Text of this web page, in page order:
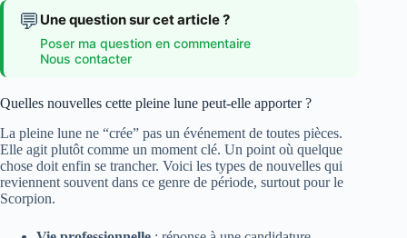
💬 Une question sur cet article ?
Poser ma question en commentaire
Nous contacter
Quelles nouvelles cette pleine lune peut-elle apporter ?
La pleine lune ne “crée” pas un événement de toutes pièces.
Elle agit plutôt comme un moment clé. Un point où quelque
chose doit enfin se trancher. Voici les types de nouvelles qui
reviennent souvent dans ce genre de période, surtout pour le
Scorpion.